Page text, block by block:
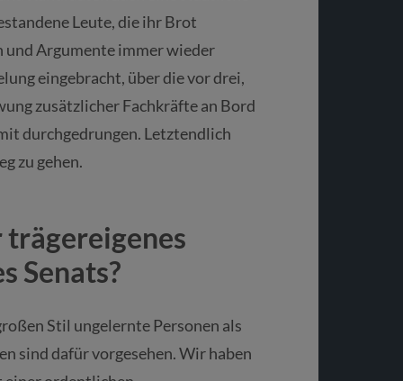
Leute, die ihr Brot
und Argumente immer wieder
eingebracht, über die vor drei,
zusätzlicher Fachkräfte an Bord
durchgedrungen. Letztendlich
zu gehen.
Senats?
Stil ungelernte Personen als
sind dafür vorgesehen. Wir haben